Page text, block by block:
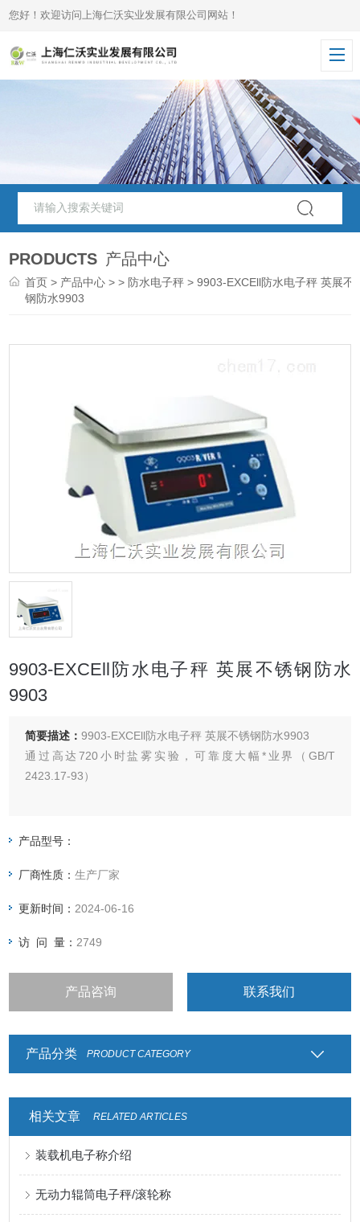
您好！欢迎访问上海仁沃实业发展有限公司网站！
PRODUCTS 产品中心
首页 > 产品中心 > > 防水电子秤 > 9903-EXCEll防水电子秤 英展不
钢防水9903
9903-EXCEll防水电子秤 英展不锈钢防水
9903
简要描述：9903-EXCEll防水电子秤 英展不锈钢防水9903
通过高达720小时盐雾实验，可靠度大幅*业界（GB/T
2423.17-93）
产品型号：
厂商性质：生产厂家
更新时间： 2024-06-16
访 问 量： 2749
产品咨询 联系我们
产品分类 PRODUCT CATEGORY
相关文章 RELATED ARTICLES
装载机电子称介绍
无动力辊筒电子秤/滚轮称